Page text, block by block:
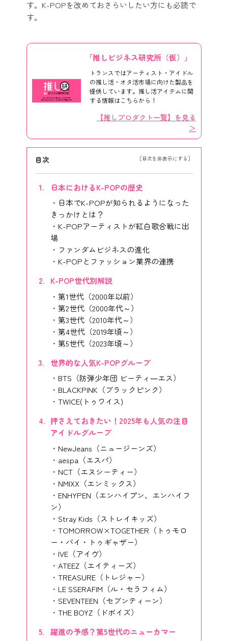
す。K-POPを改めておさらいしたい方にも必読で
す。
「推しビジネス研究所（仮）」
トランスではアーティスト・アイドル
の推し活・オタ活市場に向けた製品を
提供しています。推し活アイテムに関
する情報はこちらから！
【推しプロダクト一覧】を見る
＞
目次
日本におけるK-POPの歴史
日本でK-POPが知られるようになった
きっかけとは？
K-POPアーティストが紅白歌合戦に出
場
ファンダムビジネスの進化
K-POPとファッション業界の連携
K-POP世代別解説
第1世代（2000年以前）
第2世代（2000年代～）
第3世代（2010年代～）
第4世代（2019年頃～）
第5世代（2023年頃～）
世界的な人気K-POPグループ
BTS（防弾少年団 ビーティ―エス）
BLACKPINK（ブラックピンク）
TWICE(トゥワイス)
押さえておきたい！2025年も人気の注目
アイドルグループ
NewJeans（ニュージーンズ）
aespa（エスパ）
NCT（エヌシーティー）
NMIXX（エンミックス）
ENHYPEN（エンハイプン、エンハイフ
ン）
Stray Kids（ストレイキッズ）
TOMORROW×TOGETHER（トゥモロ
ー・バイ・トゥギャザー）
IVE（アイヴ）
ATEEZ（エイティーズ）
TREASURE（トレジャー）
LE SSERAFIM（ル・セラフィム）
SEVENTEEN（セブンティーン）
THE BOYZ（ドボイズ）
躍進の予感？第5世代のニューカマー